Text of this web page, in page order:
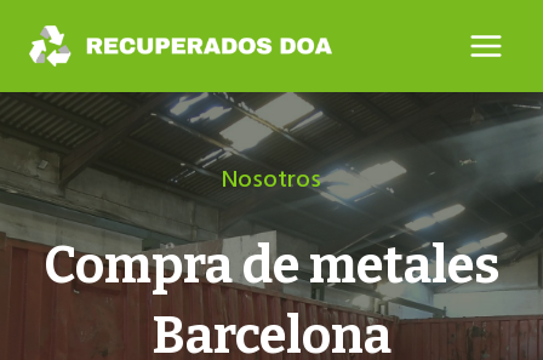
contenido
Nosotros
Compra de metales
Barcelona